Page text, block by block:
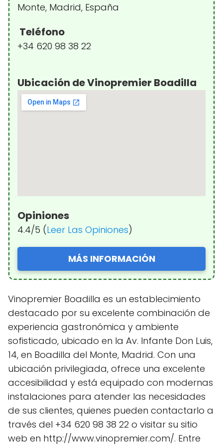
Monte, Madrid, España
Teléfono
+34 620 98 38 22
Ubicación de Vinopremier Boadilla
Opiniones
4.4/5 (Leer Las Opiniones)
MÁS INFORMACIÓN
Vinopremier Boadilla es un establecimiento
destacado por su excelente combinación de
experiencia gastronómica y ambiente
sofisticado, ubicado en la Av. Infante Don Luis,
14, en Boadilla del Monte, Madrid. Con una
ubicación privilegiada, ofrece una excelente
accesibilidad y está equipado con modernas
instalaciones para atender las necesidades
de sus clientes, quienes pueden contactarlo a
través del +34 620 98 38 22 o visitar su sitio
web en http://www.vinopremier.com/. Entre